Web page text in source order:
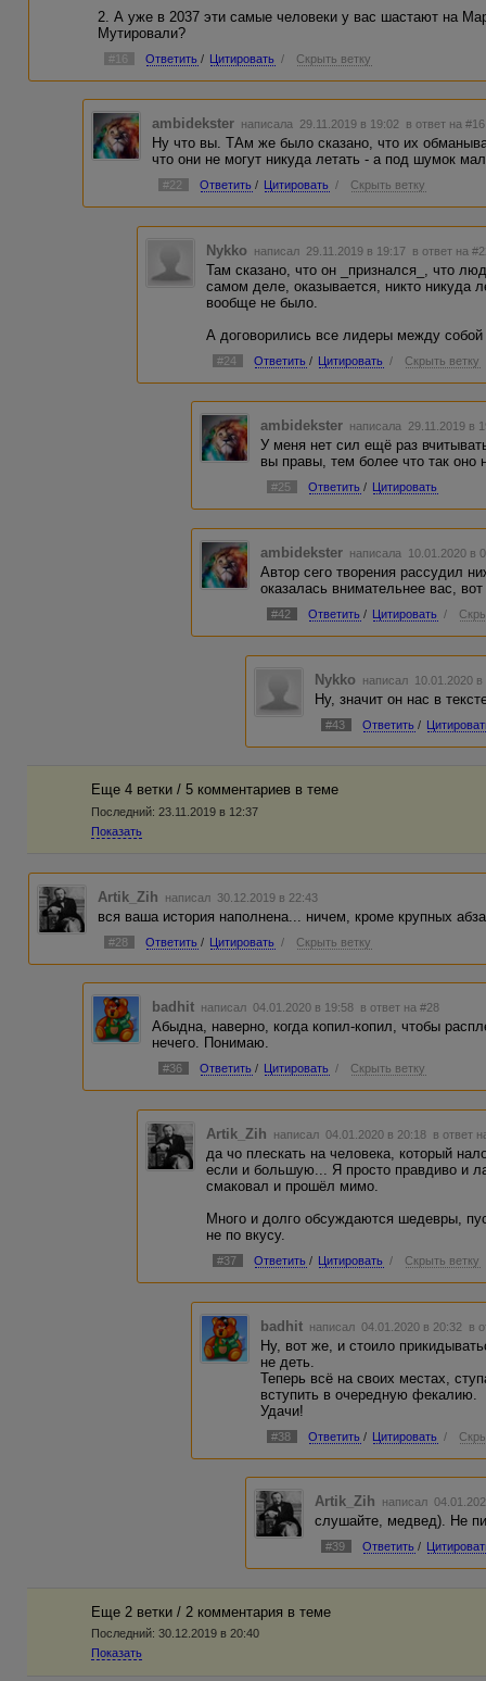
2. А уже в 2037 эти самые человеки у вас шастают на
Мутировали?
#16 Ответить / Цитировать / Скрыть ветку
ambidekster написала 29.11.2019 в 19:02 в ответ на #16
Ну что вы. ТАм же было сказано, что их
что они не могут никуда летать - а под шумок
#22 Ответить / Цитировать / Скрыть ветку
Nykko написал 29.11.2019 в 19:17 в ответ на
Там сказано, что он _признался_, что
самом деле, оказывается, никто никуда
вообще не было.
А договорились все лидеры между собой
#24 Ответить / Цитировать / Скрыть ветку
ambidekster написала 29.11.2019 в
У меня нет сил ещё раз
вы правы, тем более что так оно
#25 Ответить / Цитировать
ambidekster написала 10.01.2020 в
Автор сего творения рассудил
оказалась внимательнее вас,
#42 Ответить / Цитировать /
Nykko написал 10.01.2020
Ну, значит он нас в
#43 Ответить /
Еще 4 ветки / 5 комментариев в темe
Последний: 23.11.2019 в 12:37
Показать
Artik_Zih написал 30.12.2019 в 22:43
вся ваша история наполнена... ничем, кроме крупных
#28 Ответить / Цитировать / Скрыть ветку
badhit написал 04.01.2020 в 19:58 в ответ на #28
Абыдна, наверно, когда копил-копил, чтобы
нечего. Понимаю.
#36 Ответить / Цитировать / Скрыть ветку
Artik_Zih написал 04.01.2020 в 20:18 в ответ
да чо плескать на человека, который
если и большую... Я просто правдиво и
смаковал и прошёл мимо.
Много и долго обсуждаются шедевры,
не по вкусу.
#37 Ответить / Цитировать / Скрыть ветку
badhit написал 04.01.2020 в 20:32 в
Ну, вот же, и стоило
не деть.
Теперь всё на своих местах,
вступить в очередную фекалию.
Удачи!
#38 Ответить / Цитировать /
Artik_Zih написал
слушайте, медвед). Не
#39 Ответить /
Еще 2 ветки / 2 комментария в темe
Последний: 30.12.2019 в 20:40
Показать